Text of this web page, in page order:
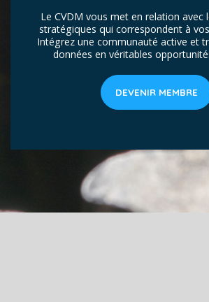
Le CVDM vous met en relation avec
stratégiques qui correspondent à
Intégrez une communauté active et
données en véritables
DEVENIR MEMBRE